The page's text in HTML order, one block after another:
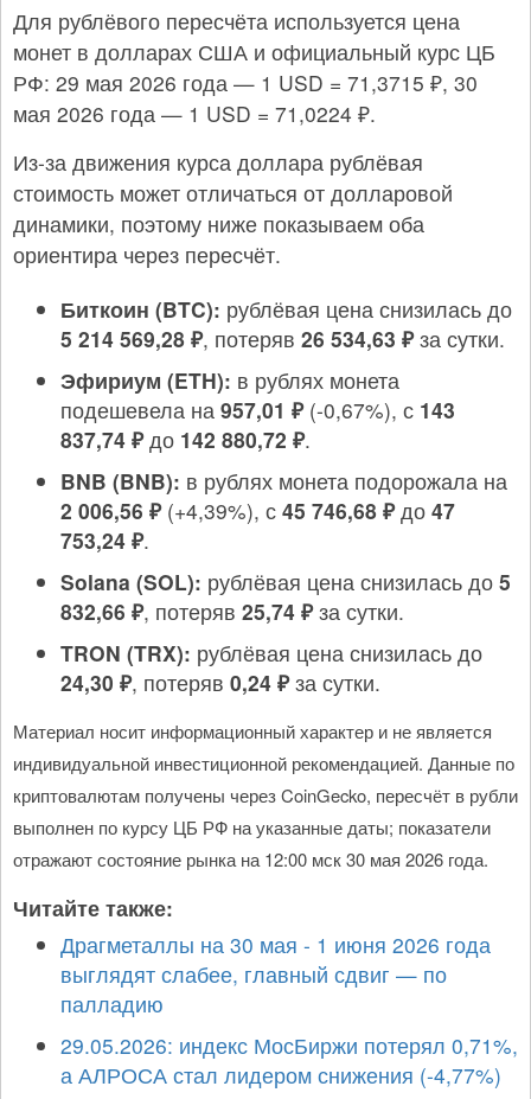
Для рублёвого пересчёта используется цена
монет в долларах США и официальный курс ЦБ
РФ: 29 мая 2026 года — 1 USD = 71,3715 ₽, 30
мая 2026 года — 1 USD = 71,0224 ₽.
Из-за движения курса доллара рублёвая
стоимость может отличаться от долларовой
динамики, поэтому ниже показываем оба
ориентира через пересчёт.
Биткоин (BTC): рублёвая цена снизилась до
5 214 569,28 ₽, потеряв 26 534,63 ₽за сутки.
Эфириум (ETH): в рублях монета
подешевела на 957,01 ₽(-0,67%), с 143
837,74 ₽до 142 880,72 ₽.
BNB (BNB): в рублях монета подорожала на
2 006,56 ₽(+4,39%), с 45 746,68 ₽до 47
753,24 ₽.
Solana (SOL): рублёвая цена снизилась до 5
832,66 ₽, потеряв 25,74 ₽за сутки.
TRON (TRX): рублёвая цена снизилась до
24,30 ₽, потеряв 0,24 ₽за сутки.
Материал носит информационный характер и не является
индивидуальной инвестиционной рекомендацией. Данные по
криптовалютам получены через CoinGecko, пересчёт в рубли
выполнен по курсу ЦБ РФ на указанные даты; показатели
отражают состояние рынка на 12:00 мск 30 мая 2026 года.
Читайте также:
Драгметаллы на 30 мая - 1 июня 2026 года
выглядят слабее, главный сдвиг — по
палладию
29.05.2026: индекс МосБиржи потерял 0,71%,
а АЛРОСА стал лидером снижения (-4,77%)